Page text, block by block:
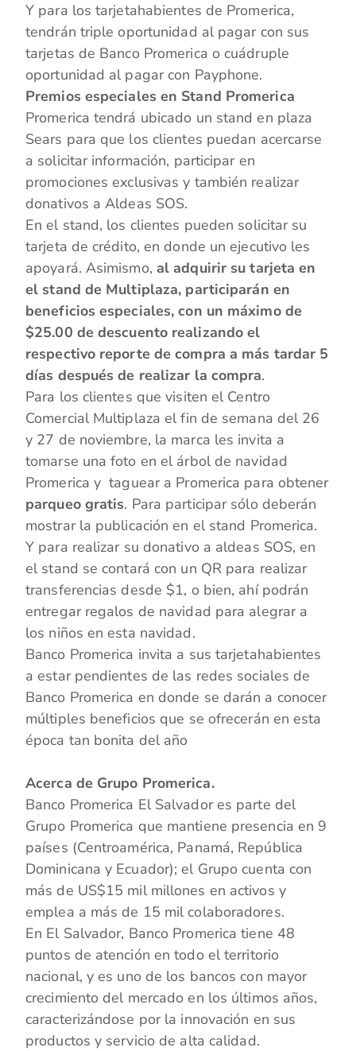
Y para los tarjetahabientes de Promerica,
tendrán triple oportunidad al pagar con sus
tarjetas de Banco Promerica o cuádruple
oportunidad al pagar con Payphone.
Premios especiales en Stand Promerica
Promerica tendrá ubicado un stand en plaza
Sears para que los clientes puedan acercarse
a solicitar información, participar en
promociones exclusivas y también realizar
donativos a Aldeas SOS.
En el stand, los clientes pueden solicitar su
tarjeta de crédito, en donde un ejecutivo les
apoyará. Asimismo, al adquirir su tarjeta en
el stand de Multiplaza, participarán en
beneficios especiales, con un máximo de
$25.00 de descuento realizando el
respectivo reporte de compra a más tardar 5
días después de realizar la compra.
Para los clientes que visiten el Centro
Comercial Multiplaza el fin de semana del 26
y 27 de noviembre, la marca les invita a
tomarse una foto en el árbol de navidad
Promerica y taguear a Promerica para obtener
parqueo gratis. Para participar sólo deberán
mostrar la publicación en el stand Promerica.
Y para realizar su donativo a aldeas SOS, en
el stand se contará con un QR para realizar
transferencias desde $1, o bien, ahí podrán
entregar regalos de navidad para alegrar a
los niños en esta navidad.
Banco Promerica invita a sus tarjetahabientes
a estar pendientes de las redes sociales de
Banco Promerica en donde se darán a conocer
múltiples beneficios que se ofrecerán en esta
época tan bonita del año
Acerca de Grupo Promerica.
Banco Promerica El Salvador es parte del
Grupo Promerica que mantiene presencia en 9
países (Centroamérica, Panamá, República
Dominicana y Ecuador); el Grupo cuenta con
más de US$15 mil millones en activos y
emplea a más de 15 mil colaboradores.
En El Salvador, Banco Promerica tiene 48
puntos de atención en todo el territorio
nacional, y es uno de los bancos con mayor
crecimiento del mercado en los últimos años,
caracterizándose por la innovación en sus
productos y servicio de alta calidad.